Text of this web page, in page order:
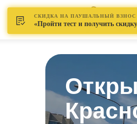
СКИДКА НА ПАУШАЛЬНЫЙ ВЗНОС
«Пройти тест и получить